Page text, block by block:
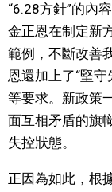
“6.28方針”的內
金正恩在制定新
範例，不斷改善
恩還加上了“堅守
等要求。新政策
面互相矛盾的旗
失控狀態。
正因為如此，根